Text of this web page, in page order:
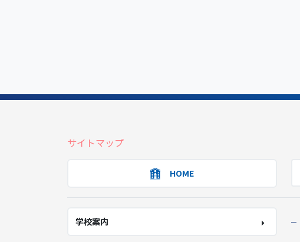
サイトマップ
HOME
学校案内